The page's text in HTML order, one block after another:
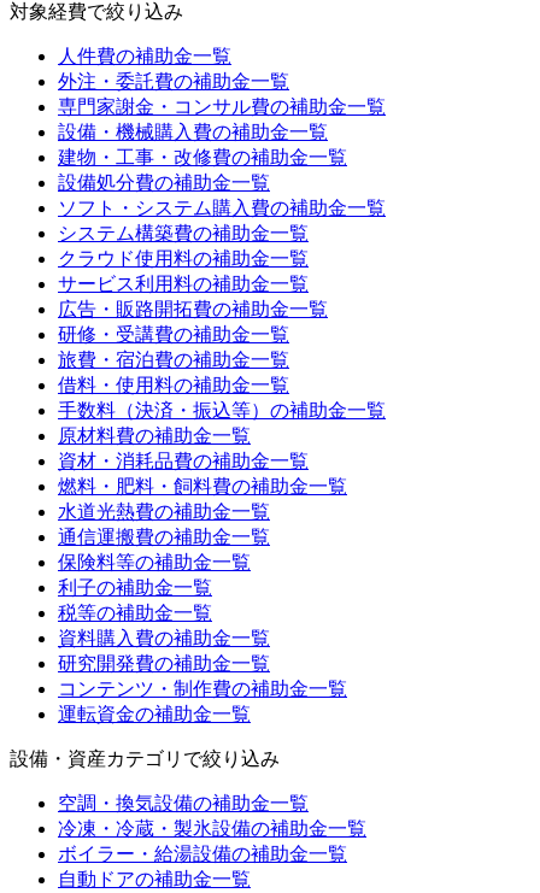
対象経費で絞り込み
人件費の補助金一覧
外注・委託費の補助金一覧
専門家謝金・コンサル費の補助金一覧
設備・機械購入費の補助金一覧
建物・工事・改修費の補助金一覧
設備処分費の補助金一覧
ソフト・システム購入費の補助金一覧
システム構築費の補助金一覧
クラウド使用料の補助金一覧
サービス利用料の補助金一覧
広告・販路開拓費の補助金一覧
研修・受講費の補助金一覧
旅費・宿泊費の補助金一覧
借料・使用料の補助金一覧
手数料（決済・振込等） の補助金一覧
原材料費の補助金一覧
資材・消耗品費の補助金一覧
燃料・肥料・飼料費の補助金一覧
水道光熱費の補助金一覧
通信運搬費の補助金一覧
保険料等の補助金一覧
利子の補助金一覧
税等の補助金一覧
資料購入費の補助金一覧
研究開発費の補助金一覧
コンテンツ・制作費の補助金一覧
運転資金の補助金一覧
設備・資産カテゴリ で絞り込み
空調・換気設備の補助金一覧
冷凍・冷蔵・製氷設備の補助金一覧
ボイラー・給湯設備の補助金一覧
自動ドアの補助金一覧